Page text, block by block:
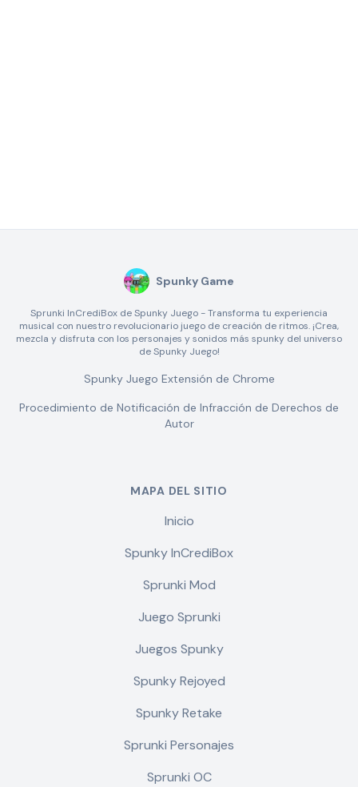
Spunky Game
Sprunki InCrediBox de Spunky Juego - Transforma tu experiencia
musical con nuestro revolucionario juego de creación de ritmos. ¡Crea,
mezcla y disfruta con los personajes y sonidos más spunky del universo
de Spunky Juego!
Spunky Juego Extensión de Chrome
Procedimiento de Notificación de Infracción de Derechos de
Autor
MAPA DEL SITIO
Inicio
Spunky InCrediBox
Sprunki Mod
Juego Sprunki
Juegos Spunky
Spunky Rejoyed
Spunky Retake
Sprunki Personajes
Sprunki OC